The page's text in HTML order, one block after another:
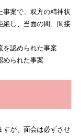
案で、双方の精神状
絶し、当面の間、間接
認められた事案
められた事案
が、面会は必ずさせ